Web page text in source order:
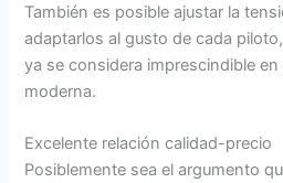
También es posible ajustar la
adaptarlos al gusto de cada
ya se considera imprescindible en
moderna.
Excelente relación calidad-precio
Posiblemente sea el argumento